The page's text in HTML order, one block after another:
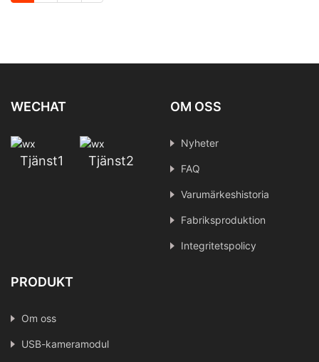
WECHAT
Tjänst1 Tjänst2
OM OSS
Nyheter
FAQ
Varumärkeshistoria
Fabriksproduktion
Integritetspolicy
PRODUKT
Om oss
USB-kameramodul